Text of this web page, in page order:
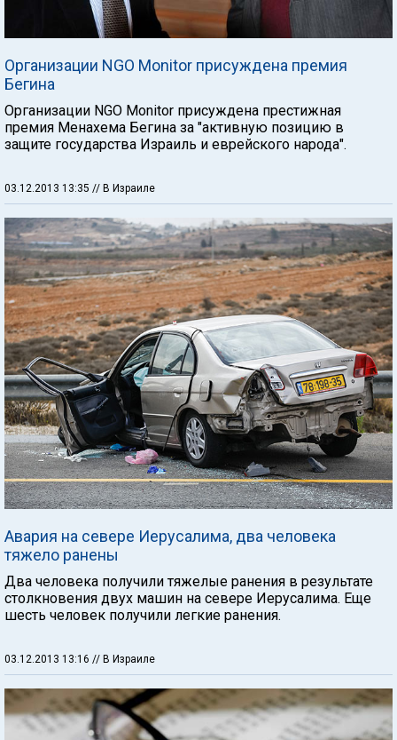
Организации NGO Monitor присуждена премия
Бегина
Организации NGO Monitor присуждена престижная
премия Менахема Бегина за "активную позицию в
защите государства Израиль и еврейского народа".
03.12.2013 13:35 // В Израиле
Авария на севере Иерусалима, два человека
тяжело ранены
Два человека получили тяжелые ранения в результате
столкновения двух машин на севере Иерусалима. Еще
шесть человек получили легкие ранения.
03.12.2013 13:16 // В Израиле